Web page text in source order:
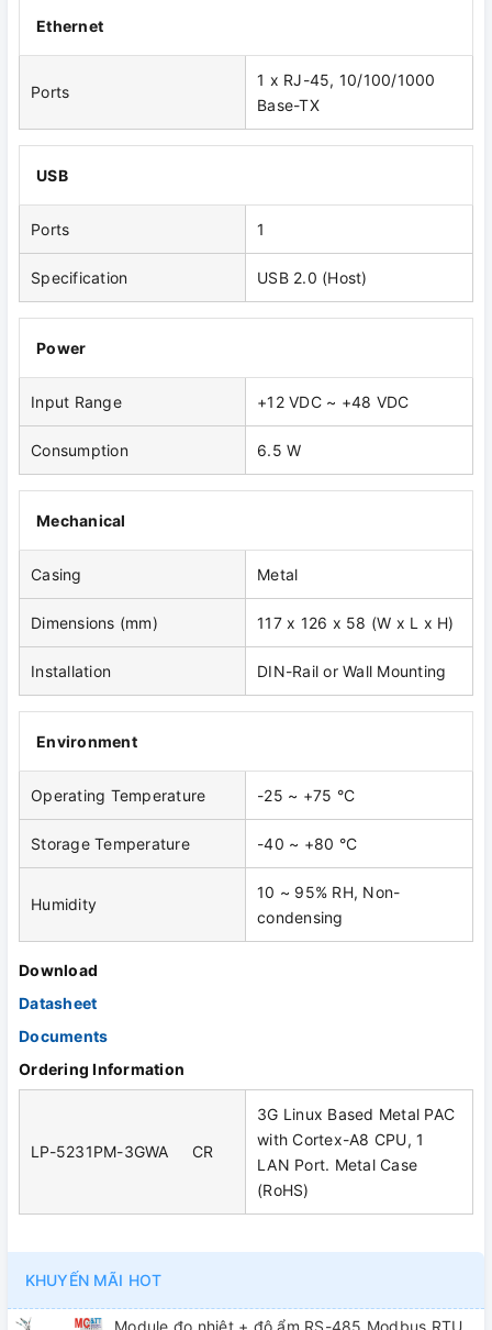
Ethernet
Ports
1 x RJ-45, 10/100/1000
Base-TX
USB
Ports 1
Specification USB 2.0 (Host)
Power
Input Range +12 VDC ~ +48 VDC
Consumption 6.5 W
Mechanical
Casing Metal
Dimensions (mm) 117 x 126 x 58 (W x L x H)
Installation DIN-Rail or Wall Mounting
Environment
Operating Temperature -25 ~ +75 °C
Storage Temperature -40 ~ +80 °C
Humidity
10 ~ 95% RH, Non-
condensing
Download
Datasheet
Documents
Ordering Information
LP-5231PM-3GWA CR
3G Linux Based Metal PAC
with Cortex-A8 CPU, 1
LAN Port. Metal Case
(RoHS)
KHUYẾN MÃI HOT